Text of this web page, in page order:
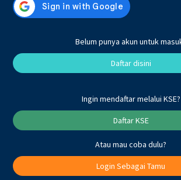
Belum punya akun untuk
Daftar disini
Ingin mendaftar melalui KSE?
Daftar KSE
Atau mau coba dulu?
Login Sebagai Tamu